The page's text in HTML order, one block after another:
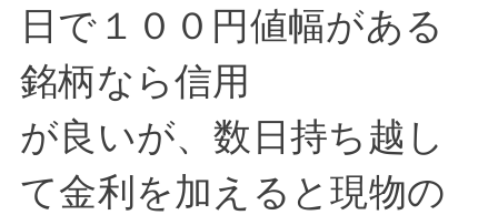
日で１００円値幅がある
銘柄なら信用
が良いが、数日持ち越し
て金利を加えると現物の